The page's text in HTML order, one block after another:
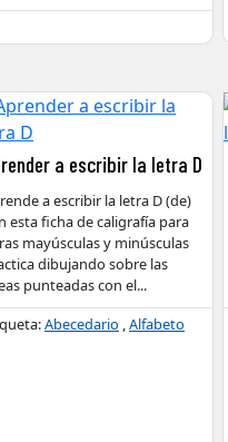
a escribir la letra D
a escribir la letra D (de)
esta ficha de caligrafía para
mayúsculas y minúsculas
dibujando sobre las
punteadas con el...
Abecedario ,Alfabeto